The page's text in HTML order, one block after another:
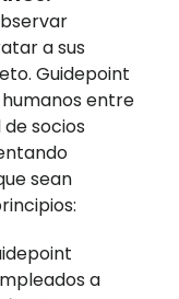
a sus
Guidepoint
entre
socios
sean
a